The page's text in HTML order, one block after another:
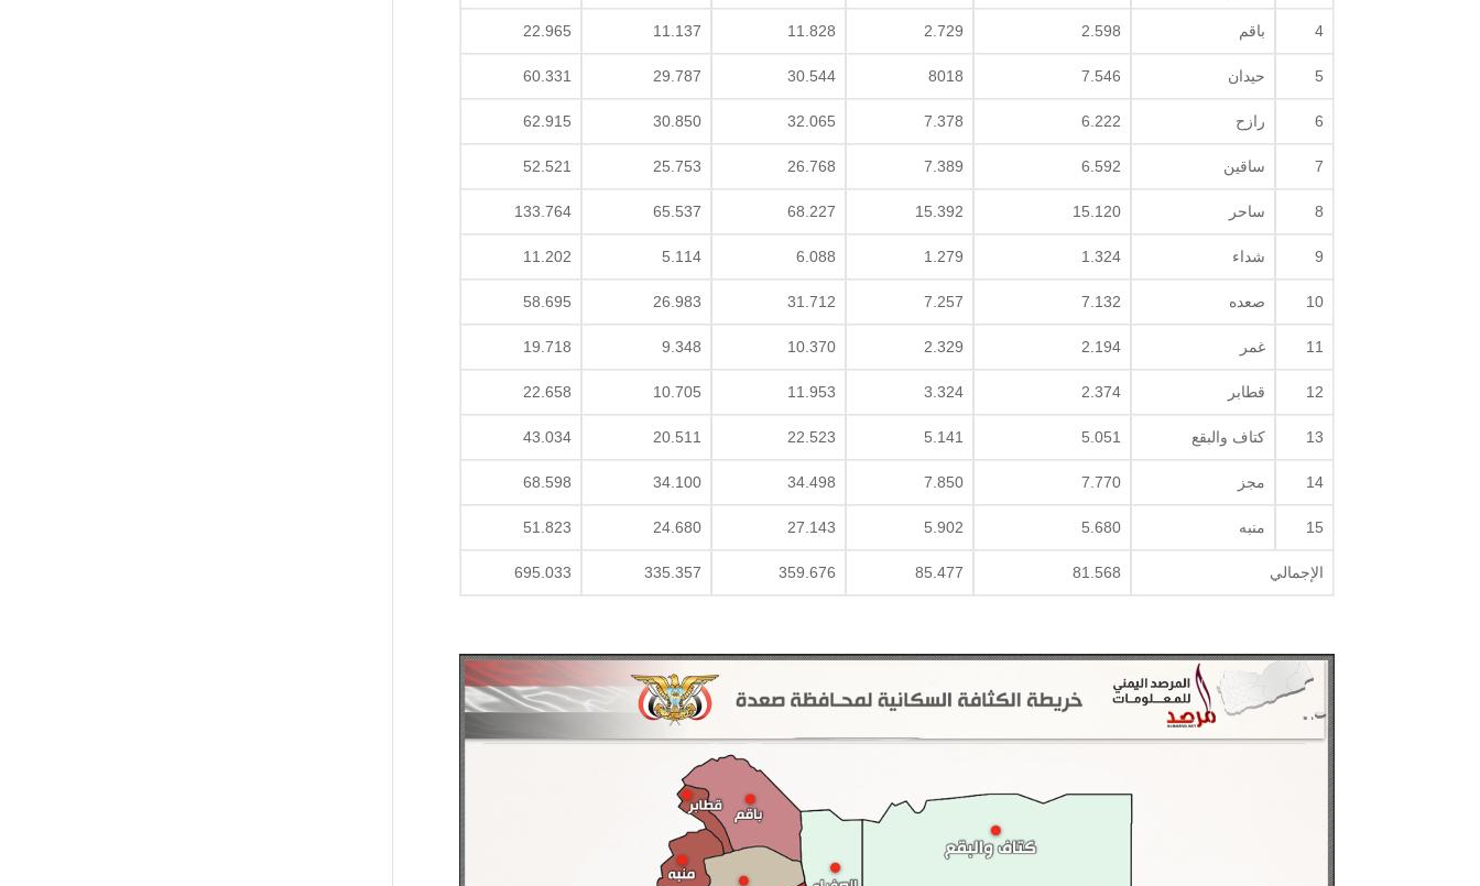
4 باقم 2.598
2.729
11.828
11.137
22.965
5 حيدان 7.546
8018
30.544
29.787
60.331
6 رازح 6.222
7.378
32.065
30.850
62.915
7 ساقين 6.592
7.389
26.768
25.753
52.521
8 ساحر 15.120
15.392
68.227
65.537
133.764
9 شداء 1.324
1.279
6.088
5.114
11.202
10 صعده 7.132
7.257
31.712
26.983
58.695
11 غمر 2.194
2.329
10.370
9.348
19.718
12 قطابر 2.374
3.324
11.953
10.705
22.658
13 كتاف والبقع 5.051
5.141
22.523
20.511
43.034
14 مجز 7.770
7.850
34.498
34.100
68.598
15 منبه 5.680
5.902
27.143
24.680
51.823
الإجمالي 81.568
85.477
359.676
335.357
695.033